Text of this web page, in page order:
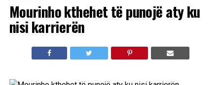
Mourinho kthehet të punojë aty ku
nisi karrierën